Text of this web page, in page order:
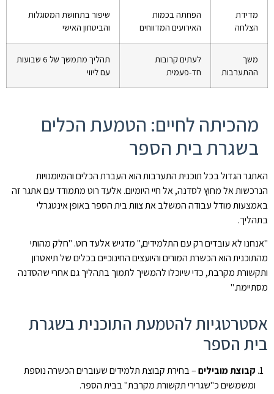
מדידת
הצלחה
הפחתה בכמות
האירועים המדווחים
שיפור בתחושת המסוגלות
והביטחון האישי
משך
ההתערבות
לעתים קרובות
חד-פעמית
תהליך מתמשך של 6 שבועות
עם ליווי
מהכיתה לחיים: הטמעת הכלים
בשגרת בית הספר
האתגר הגדול בכל תוכנית התערבות הוא העברת הכלים והמיומנויות
הנרכשות אל מחוץ לסדנה, אל חיי היומיום. אלעד רוט מתמודד עם אתגר זה
באמצעות מודל עבודה המשלב את צוות בית הספר באופן אינטגרלי
בתהליך.
"אנחנו לא עובדים רק עם התלמידים," מדגיש אלעד רוט. "חלק מהותי
מהתוכנית הוא הכשרת המורים והיועצים החינוכיים בכלים של תיאטרון
ותקשורת מקרבת, כדי שיוכלו להמשיך לתמוך בתהליך גם אחרי שהסדנה
מסתיימת."
אסטרטגיות להטמעת התוכנית בשגרת
בית הספר
קבוצת מובילים– בחירת קבוצת תלמידים שעוברים הכשרה נוספת
ומשמשים כ"שגרירי תקשורת מקרבת" בבית הספר.